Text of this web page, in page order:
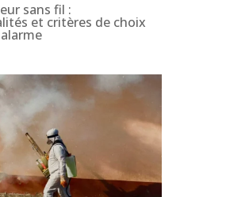
sans fil :
et critères de choix